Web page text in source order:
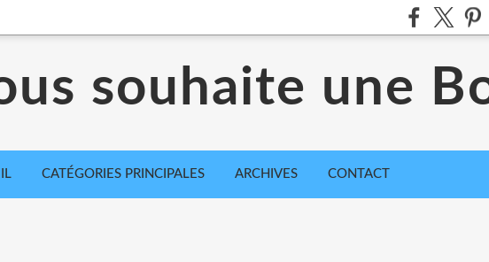
souhaite une
CATÉGORIES PRINCIPALES ARCHIVES CONTACT